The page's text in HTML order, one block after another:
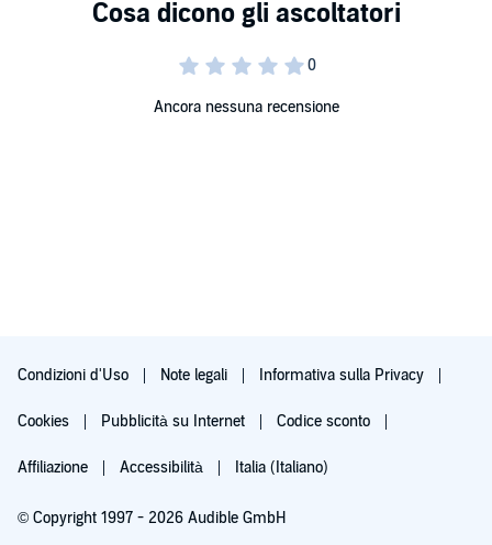
Ancora nessuna recensione
Condizioni d'Uso Note legali Informativa sulla Privacy
Cookies Pubblicità su Internet Codice sconto
Affiliazione Accessibilità Italia (Italiano)
© Copyright 1997 - 2026 Audible GmbH